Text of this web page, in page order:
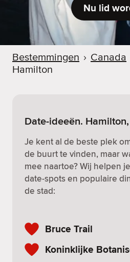
Nu lid
Bestemmingen › Canada
Hamilton
Date-ideeën.
Je kent al de beste plek
de buurt te vinden, maar
mee naartoe? Wij helpen
date-spots en populaire
de stad:
Bruce Trail
Koninklijke